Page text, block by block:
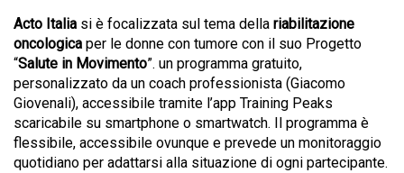
Acto Italia si è focalizzata sul tema della riabilitazione
oncologica per le donne con tumore con il suo Progetto
“Salute in Movimento”. un programma gratuito,
personalizzato da un coach professionista (Giacomo
Giovenali), accessibile tramite l’app Training Peaks
scaricabile su smartphone o smartwatch. Il programma è
flessibile, accessibile ovunque e prevede un monitoraggio
quotidiano per adattarsi alla situazione di ogni partecipante.